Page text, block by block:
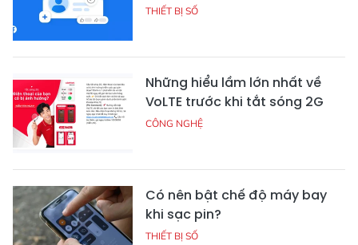
THIẾT BỊ SỐ
Những hiểu lầm lớn nhất về
VoLTE trước khi tắt sóng 2G
CÔNG NGHỆ
Có nên bật chế độ máy bay
khi sạc pin?
THIẾT BỊ SỐ